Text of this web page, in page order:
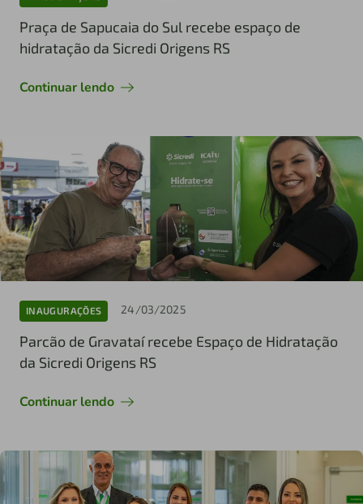
Praça de Sapucaia do Sul recebe espaço de
hidratação da Sicredi Origens RS
Continuar lendo
INAUGURAÇÕES 24/03/2025
Parcão de Gravataí recebe Espaço de Hidratação
da Sicredi Origens RS
Continuar lendo